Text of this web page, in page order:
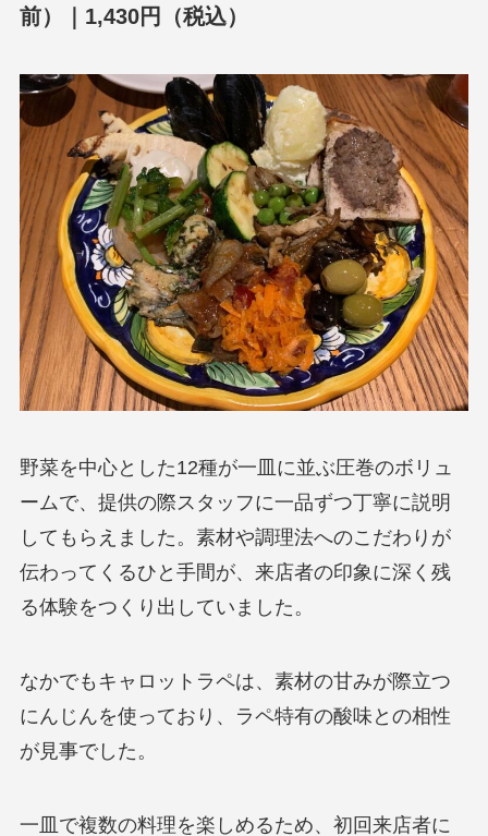
前）｜1,430円（税込）
野菜を中心とした12種が一皿に並ぶ圧巻のボリュ
ームで、提供の際スタッフに一品ずつ丁寧に説明
してもらえました。素材や調理法へのこだわりが
伝わってくるひと手間が、来店者の印象に深く残
る体験をつくり出していました。
なかでもキャロットラペは、素材の甘みが際立つ
にんじんを使っており、ラペ特有の酸味との相性
が見事でした。
一皿で複数の料理を楽しめるため、初回来店者に